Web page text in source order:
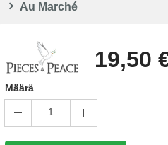
Au Marché
19,50
Määrä
1